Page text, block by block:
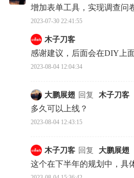
增加表单工具，实现调查问
2023-07-30 22:41:55
木子刀客
感谢建议，后面会在DIY上
2023-08-04 12:04:34
大鹏展翅 回复 木子刀客
多久可以上线？
2023-08-04 12:43:15
木子刀客 回复 大鹏展翅
这个在下半年的规划中，具